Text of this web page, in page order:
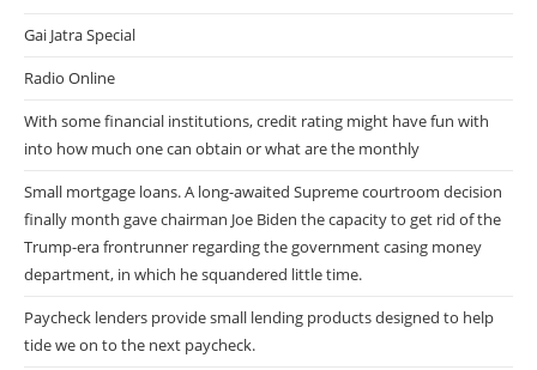
Gai Jatra Special
Radio Online
With some financial institutions, credit rating might have fun with
into how much one can obtain or what are the monthly
Small mortgage loans. A long-awaited Supreme courtroom decision
finally month gave chairman Joe Biden the capacity to get rid of the
Trump-era frontrunner regarding the government casing money
department, in which he squandered little time.
Paycheck lenders provide small lending products designed to help
tide we on to the next paycheck.